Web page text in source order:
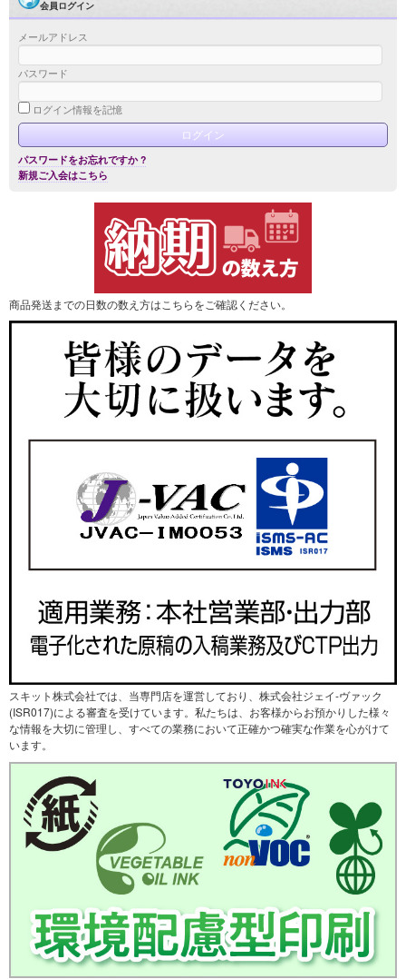
会員ログイン
メールアドレス
パスワード
ログイン情報を記憶
パスワードをお忘れですか ?
新規ご入会はこちら
商品発送までの日数の数え方はこちらをご確認ください。
スキット株式会社では、当専門店を運営しており、株式会社ジェイ-ヴァック
(ISR017)による審査を受けています。私たちは、お客様からお預かりした様々
な情報を大切に管理し、すべての業務において正確かつ確実な作業を心がけて
います。